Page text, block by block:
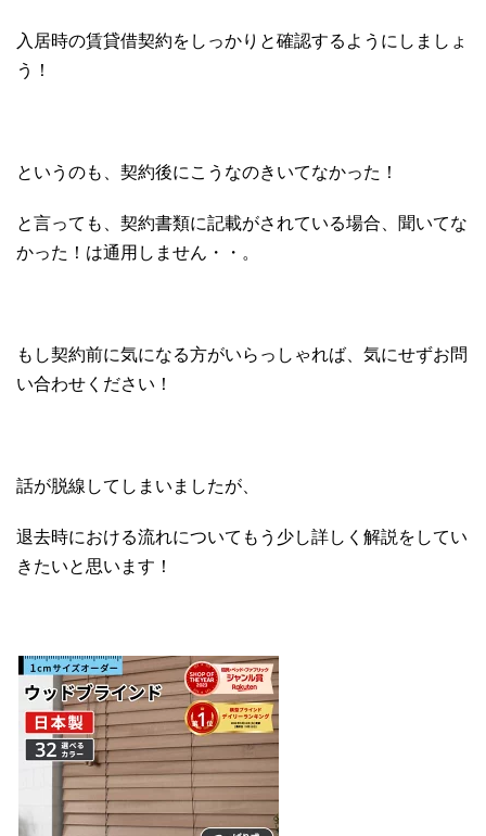
入居時の賃貸借契約をしっかりと確認するようにしましょ
う！
というのも、契約後にこうなのきいてなかった！
と言っても、契約書類に記載がされている場合、聞いてな
かった！は通用しません・・。
もし契約前に気になる方がいらっしゃれば、気にせずお問
い合わせください！
話が脱線してしまいましたが、
退去時における流れについてもう少し詳しく解説をしてい
きたいと思います！